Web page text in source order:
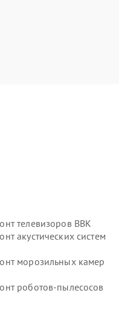
телевизоров BBK
акустических систем
морозильных камер
роботов-пылесосов